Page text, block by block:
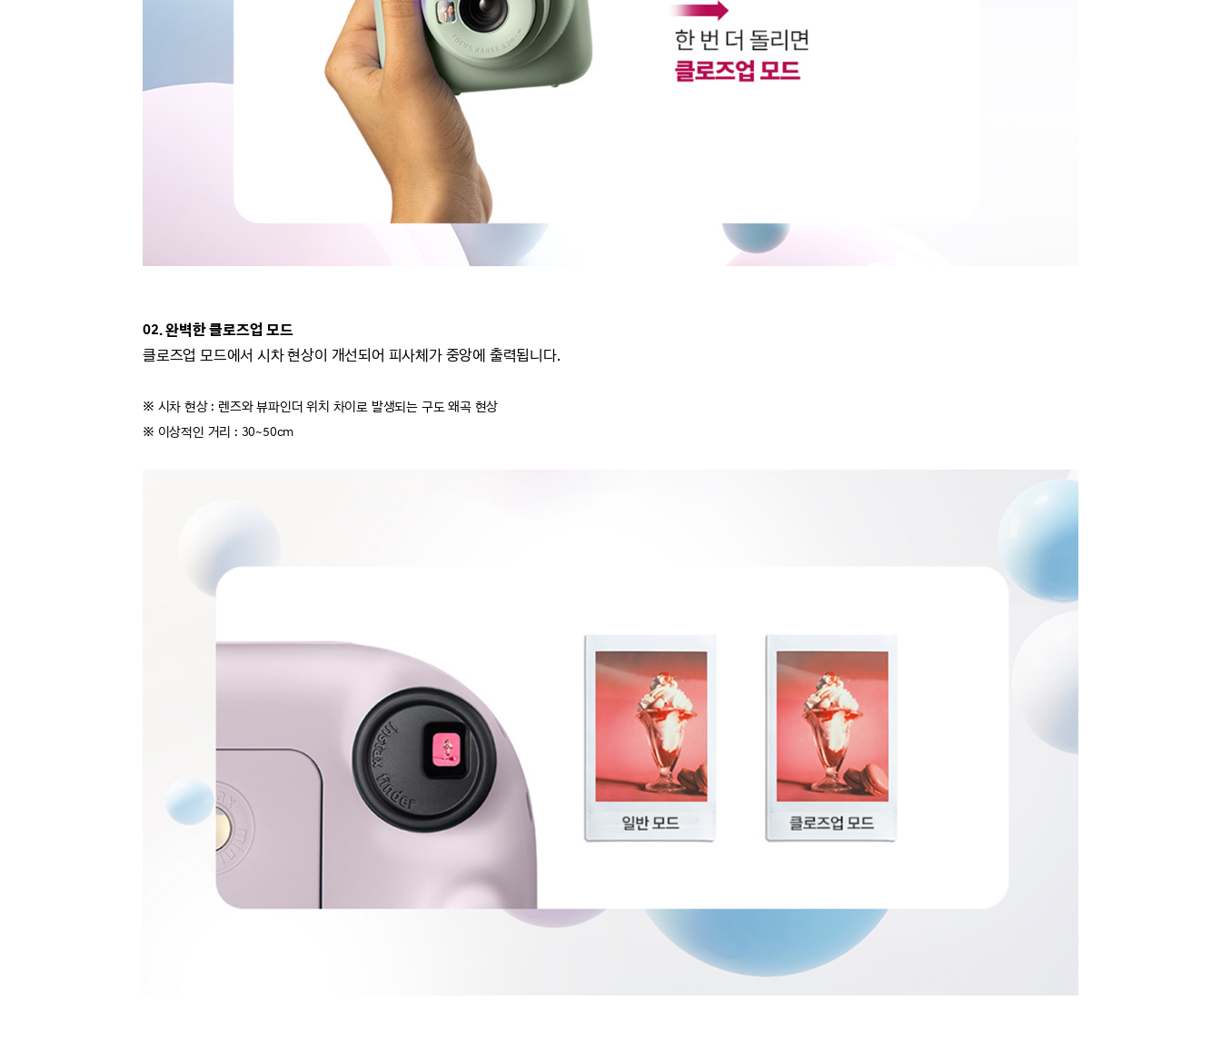
02. 완벽한 클로즈업 모드
클로즈업 모드에서 시차 현상이 개선되어 피사체가 중앙에 출력됩니다.
※ 시차 현상 : 렌즈와 뷰파인더 위치 차이로 발생되는 구도 왜곡 현상
※ 이상적인 거리 : 30~50cm